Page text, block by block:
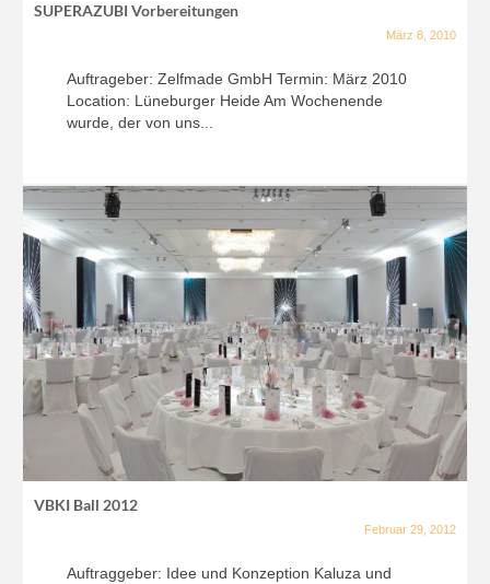
SUPERAZUBI Vorbereitungen
März 8, 2010
Auftrageber: Zelfmade GmbH Termin: März 2010
Location: Lüneburger Heide Am Wochenende
wurde, der von uns...
VBKI Ball 2012
Februar 29, 2012
Auftraggeber: Idee und Konzeption Kaluza und